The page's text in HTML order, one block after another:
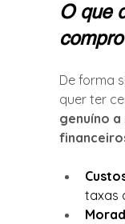
O que
De forma
quer ter
genuíno
taxas